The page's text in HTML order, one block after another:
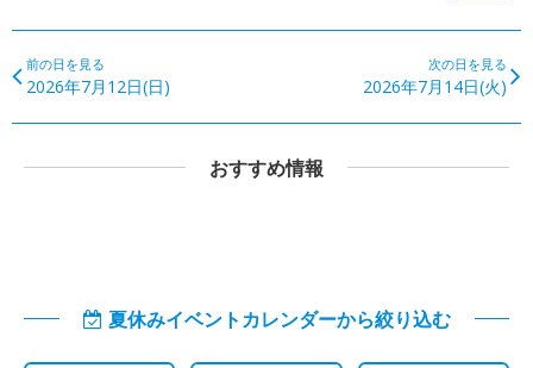
前の日を見る
2026年7月12日(日)
次の日を見る
2026年7月14日(火)
おすすめ情報
夏休みイベントカレンダーから絞り込む